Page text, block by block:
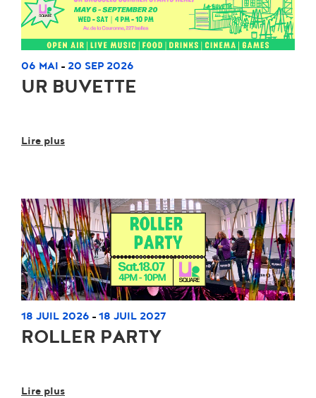
06 MAI - 20 SEP 2026
UR BUVETTE
Lire plus
18 JUIL 2026 - 18 JUIL 2027
ROLLER PARTY
Lire plus